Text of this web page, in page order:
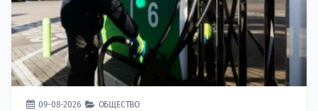
09-08-2026 ОБЩЕСТВО